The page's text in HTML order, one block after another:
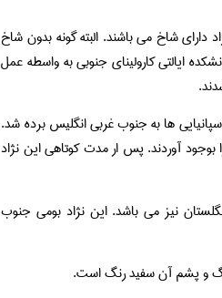
شاخ می باشند. البته گونه بدون شاخ
آزمایش متعلق به دانشکده ایالتی کارولینای جنوبی به واسطه عمل
ها به جنوب غربی انگلیس برده شد.
آوردند. پس ار مدت کوتاهی این نژاد
نیز می باشد. این نژاد بومی جنوب
و پشم آن سفید رنگ است.